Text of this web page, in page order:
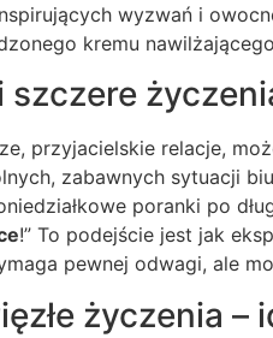
wyzwań i
kremu
szczere
przyjacielskie relacje,
zabawnych sytuacji
poranki po
!” To podejście jest jak
pewnej odwagi, ale
życzenia